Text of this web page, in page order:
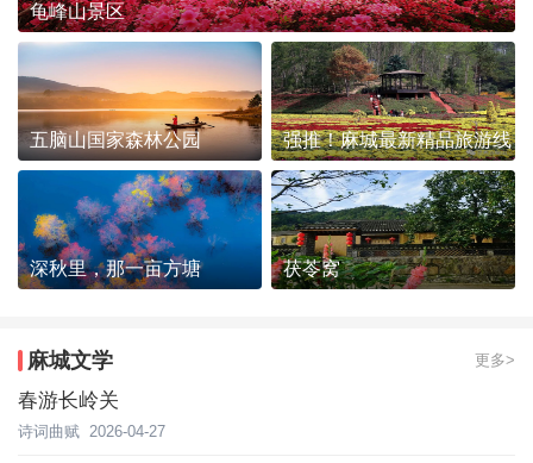
龟峰山景区
五脑山国家森林公园 强推！麻城最新精品旅游线
路发布~
深秋里，那一亩方塘 茯苓窝
麻城文学 更多>
春游长岭关
诗词曲赋 2026-04-27